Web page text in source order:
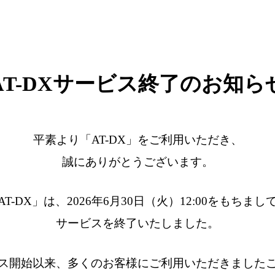
DXサービス終了のお知ら
平素より「AT-DX」をご利用いただき、
誠にありがとうございます。
AT-DX」は、2026年6月30日（火）12:00をもちまして
サービスを終了いたしました。
開始以来、多くのお客様にご利用いただきましたこ